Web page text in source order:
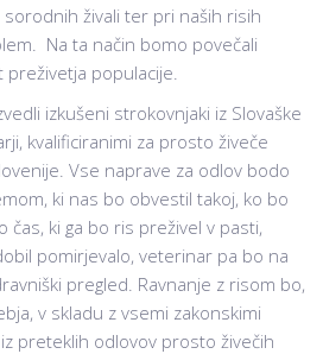
živali ter pri naših risih
Na ta način bomo povečali
populacije.
izkušeni strokovnjaki iz Slovaške
kvalificiranimi za prosto živeče
Vse naprave za odlov bodo
ki nas bo obvestil takoj, ko bo
čas, ki ga bo ris preživel v pasti,
pomirjevalo, veterinar pa bo na
pregled. Ravnanje z risom bo,
v skladu z vsemi zakonskimi
preteklih odlovov prosto živečih